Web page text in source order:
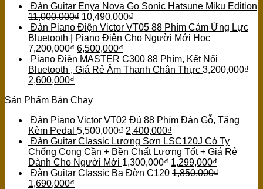
Đàn Guitar Enya Nova Go Sonic Hatsune Miku Edition
11,000,000₫ 10,490,000₫
Đàn Piano Điện Victor VT05 88 Phím Cảm Ứng Lực
Bluetooth | Piano Điện Cho Người Mới Học
7,200,000₫ 6,500,000₫
Piano Điện MASTER C300 88 Phím, Kết Nối
Bluetooth , Giá Rẻ Âm Thanh Chân Thực 3,200,000₫
2,600,000₫
Sản Phẩm Bán Chạy
Đàn Piano Victor VT02 Đủ 88 Phím Đàn Gỗ, Tặng
Kèm Pedal 5,500,000₫ 2,400,000₫
Đàn Guitar Classic Lương Sơn LSC120J Có Ty
Chống Cong Cần + Bền Chất Lượng Tốt + Giá Rẻ
Dành Cho Người Mới 1,300,000₫ 1,299,000₫
Đàn Guitar Classic Ba Đờn C120 1,850,000₫
1,690,000₫